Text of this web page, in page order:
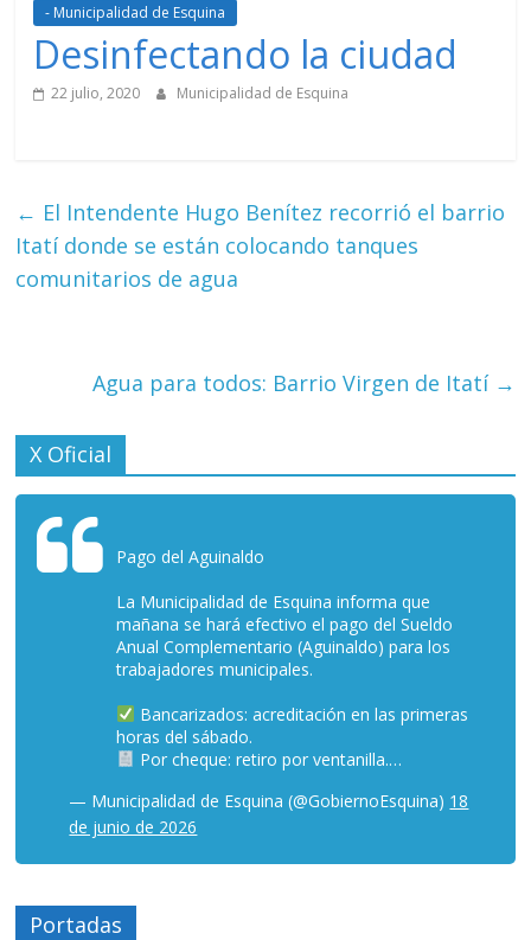
- Municipalidad de Esquina
Desinfectando la ciudad
22 julio, 2020 Municipalidad de Esquina
← El Intendente Hugo Benítez recorrió el barrio
Itatí donde se están colocando tanques
comunitarios de agua
Agua para todos: Barrio Virgen de Itatí →
X Oficial
Pago del Aguinaldo
La Municipalidad de Esquina informa que
mañana se hará efectivo el pago del Sueldo
Anual Complementario (Aguinaldo) para los
trabajadores municipales.
Bancarizados: acreditación en las primeras
horas del sábado.
Por cheque: retiro por ventanilla.…
— Municipalidad de Esquina (@GobiernoEsquina) 18
de junio de 2026
Portadas